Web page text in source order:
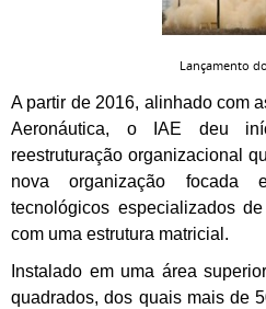
Lançamento
A partir de 2016, alinhado com
Aeronáutica, o IAE deu
reestruturação organizacional
nova organização focada
tecnológicos especializados
com uma estrutura matricial.
Instalado em uma área
quadrados, dos quais mais de